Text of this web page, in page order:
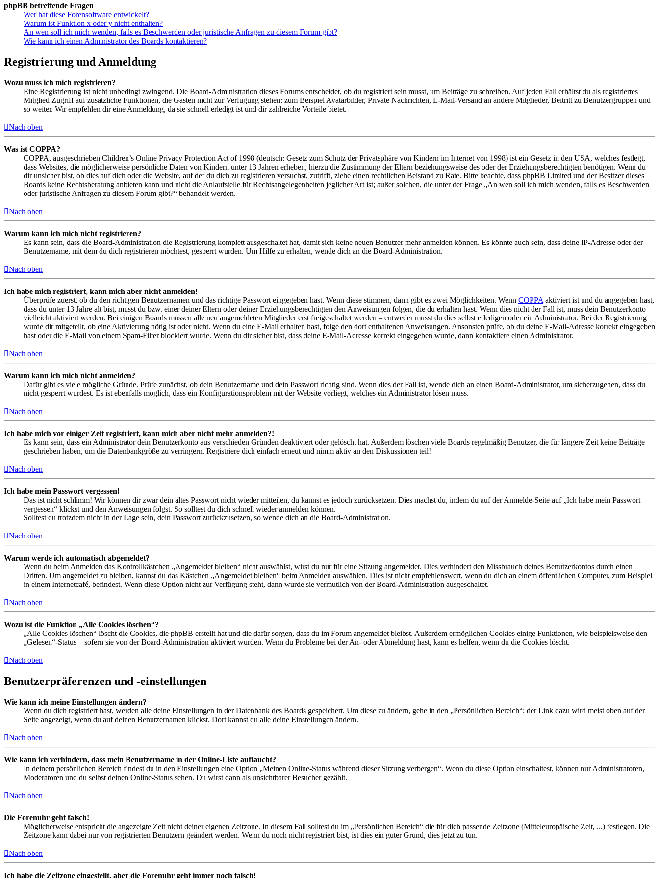
phpBB betreffende Fragen
Wer hat diese Forensoftware entwickelt?
Warum ist Funktion x oder y nicht enthalten?
An wen soll ich mich wenden, falls es Beschwerden oder juristische Anfragen zu diesem Forum gibt?
Wie kann ich einen Administrator des Boards kontaktieren?
Registrierung und Anmeldung
Wozu muss ich mich registrieren?
Eine Registrierung ist nicht unbedingt zwingend. Die Board-Administration dieses Forums entscheidet, ob du registriert sein musst, um Beiträge zu schreiben. Auf jeden Fall erhältst du als registriertes
Mitglied Zugriff auf zusätzliche Funktionen, die Gästen nicht zur Verfügung stehen: zum Beispiel Avatarbilder, Private Nachrichten, E-Mail-Versand an andere Mitglieder, Beitritt zu Benutzergruppen und
so weiter. Wir empfehlen dir eine Anmeldung, da sie schnell erledigt ist und dir zahlreiche Vorteile bietet.
Nach oben
Was ist COPPA?
COPPA, ausgeschrieben Children’s Online Privacy Protection Act of 1998 (deutsch: Gesetz zum Schutz der Privatsphäre von Kindern im Internet von 1998) ist ein Gesetz in den USA, welches festlegt,
dass Websites, die möglicherweise persönliche Daten von Kindern unter 13 Jahren erheben, hierzu die Zustimmung der Eltern beziehungsweise des oder der Erziehungsberechtigten benötigen. Wenn du
dir unsicher bist, ob dies auf dich oder die Website, auf der du dich zu registrieren versuchst, zutrifft, ziehe einen rechtlichen Beistand zu Rate. Bitte beachte, dass phpBB Limited und der Besitzer dieses
Boards keine Rechtsberatung anbieten kann und nicht die Anlaufstelle für Rechtsangelegenheiten jeglicher Art ist; außer solchen, die unter der Frage „An wen soll ich mich wenden, falls es Beschwerden
oder juristische Anfragen zu diesem Forum gibt?“ behandelt werden.
Nach oben
Warum kann ich mich nicht registrieren?
Es kann sein, dass die Board-Administration die Registrierung komplett ausgeschaltet hat, damit sich keine neuen Benutzer mehr anmelden können. Es könnte auch sein, dass deine IP-Adresse oder der
Benutzername, mit dem du dich registrieren möchtest, gesperrt wurden. Um Hilfe zu erhalten, wende dich an die Board-Administration.
Nach oben
Ich habe mich registriert, kann mich aber nicht anmelden!
Überprüfe zuerst, ob du den richtigen Benutzernamen und das richtige Passwort eingegeben hast. Wenn diese stimmen, dann gibt es zwei Möglichkeiten. Wenn COPPA aktiviert ist und du angegeben hast,
dass du unter 13 Jahre alt bist, musst du bzw. einer deiner Eltern oder deiner Erziehungsberechtigten den Anweisungen folgen, die du erhalten hast. Wenn dies nicht der Fall ist, muss dein Benutzerkonto
vielleicht aktiviert werden. Bei einigen Boards müssen alle neu angemeldeten Mitglieder erst freigeschaltet werden – entweder musst du dies selbst erledigen oder ein Administrator. Bei der Registrierung
wurde dir mitgeteilt, ob eine Aktivierung nötig ist oder nicht. Wenn du eine E-Mail erhalten hast, folge den dort enthaltenen Anweisungen. Ansonsten prüfe, ob du deine E-Mail-Adresse korrekt eingegeben
hast oder die E-Mail von einem Spam-Filter blockiert wurde. Wenn du dir sicher bist, dass deine E-Mail-Adresse korrekt eingegeben wurde, dann kontaktiere einen Administrator.
Nach oben
Warum kann ich mich nicht anmelden?
Dafür gibt es viele mögliche Gründe. Prüfe zunächst, ob dein Benutzername und dein Passwort richtig sind. Wenn dies der Fall ist, wende dich an einen Board-Administrator, um sicherzugehen, dass du
nicht gesperrt wurdest. Es ist ebenfalls möglich, dass ein Konfigurationsproblem mit der Website vorliegt, welches ein Administrator lösen muss.
Nach oben
Ich habe mich vor einiger Zeit registriert, kann mich aber nicht mehr anmelden?!
Es kann sein, dass ein Administrator dein Benutzerkonto aus verschieden Gründen deaktiviert oder gelöscht hat. Außerdem löschen viele Boards regelmäßig Benutzer, die für längere Zeit keine Beiträge
geschrieben haben, um die Datenbankgröße zu verringern. Registriere dich einfach erneut und nimm aktiv an den Diskussionen teil!
Nach oben
Ich habe mein Passwort vergessen!
Das ist nicht schlimm! Wir können dir zwar dein altes Passwort nicht wieder mitteilen, du kannst es jedoch zurücksetzen. Dies machst du, indem du auf der Anmelde-Seite auf „Ich habe mein Passwort
vergessen“ klickst und den Anweisungen folgst. So solltest du dich schnell wieder anmelden können.
Solltest du trotzdem nicht in der Lage sein, dein Passwort zurückzusetzen, so wende dich an die Board-Administration.
Nach oben
Warum werde ich automatisch abgemeldet?
Wenn du beim Anmelden das Kontrollkästchen „Angemeldet bleiben“ nicht auswählst, wirst du nur für eine Sitzung angemeldet. Dies verhindert den Missbrauch deines Benutzerkontos durch einen
Dritten. Um angemeldet zu bleiben, kannst du das Kästchen „Angemeldet bleiben“ beim Anmelden auswählen. Dies ist nicht empfehlenswert, wenn du dich an einem öffentlichen Computer, zum Beispiel
in einem Internetcafé, befindest. Wenn diese Option nicht zur Verfügung steht, dann wurde sie vermutlich von der Board-Administration ausgeschaltet.
Nach oben
Wozu ist die Funktion „Alle Cookies löschen“?
„Alle Cookies löschen“ löscht die Cookies, die phpBB erstellt hat und die dafür sorgen, dass du im Forum angemeldet bleibst. Außerdem ermöglichen Cookies einige Funktionen, wie beispielsweise den
„Gelesen“-Status – sofern sie von der Board-Administration aktiviert wurden. Wenn du Probleme bei der An- oder Abmeldung hast, kann es helfen, wenn du die Cookies löscht.
Nach oben
Benutzerpräferenzen und -einstellungen
Wie kann ich meine Einstellungen ändern?
Wenn du dich registriert hast, werden alle deine Einstellungen in der Datenbank des Boards gespeichert. Um diese zu ändern, gehe in den „Persönlichen Bereich“; der Link dazu wird meist oben auf der
Seite angezeigt, wenn du auf deinen Benutzernamen klickst. Dort kannst du alle deine Einstellungen ändern.
Nach oben
Wie kann ich verhindern, dass mein Benutzername in der Online-Liste auftaucht?
In deinem persönlichen Bereich findest du in den Einstellungen eine Option „Meinen Online-Status während dieser Sitzung verbergen“. Wenn du diese Option einschaltest, können nur Administratoren,
Moderatoren und du selbst deinen Online-Status sehen. Du wirst dann als unsichtbarer Besucher gezählt.
Nach oben
Die Forenuhr geht falsch!
Möglicherweise entspricht die angezeigte Zeit nicht deiner eigenen Zeitzone. In diesem Fall solltest du im „Persönlichen Bereich“ die für dich passende Zeitzone (Mitteleuropäische Zeit, ...) festlegen. Die
Zeitzone kann dabei nur von registrierten Benutzern geändert werden. Wenn du noch nicht registriert bist, ist dies ein guter Grund, dies jetzt zu tun.
Nach oben
Ich habe die Zeitzone eingestellt, aber die Forenuhr geht immer noch falsch!